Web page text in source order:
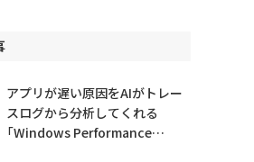
アプリが遅い原因をAIがトレー
スログから分析してくれる
「Windows Performance